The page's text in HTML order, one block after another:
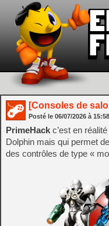
[Consoles de
Posté le 06/07/2026 à 15:58
PrimeHack c’est en
Dolphin mais qui permet
des contrôles de type «